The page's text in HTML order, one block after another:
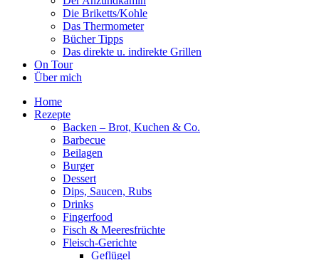
Die Briketts/Kohle
Das Thermometer
Bücher Tipps
Das direkte u. indirekte Grillen
On Tour
Über mich
Home
Rezepte
Backen – Brot, Kuchen & Co.
Barbecue
Beilagen
Burger
Dessert
Dips, Saucen, Rubs
Drinks
Fingerfood
Fisch & Meeresfrüchte
Fleisch-Gerichte
Geflügel